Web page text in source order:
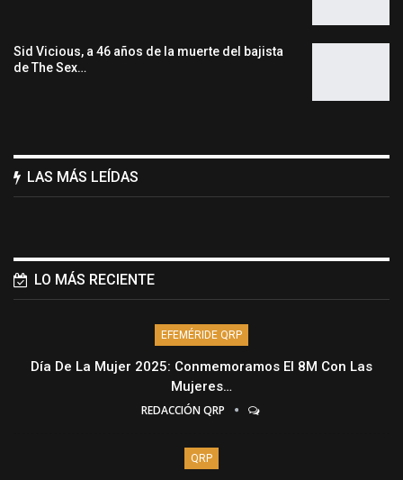
Sid Vicious, a 46 años de la muerte del bajista
de The Sex…
LAS MÁS LEÍDAS
LO MÁS RECIENTE
EFEMÉRIDE QRP
Día De La Mujer 2025: Conmemoramos El 8M Con Las
Mujeres…
REDACCIÓN QRP
QRP